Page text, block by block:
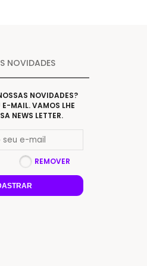
NOVIDADES
NOVIDADES?
E-MAIL. VAMOS LHE
NEWS LETTER.
REMOVER